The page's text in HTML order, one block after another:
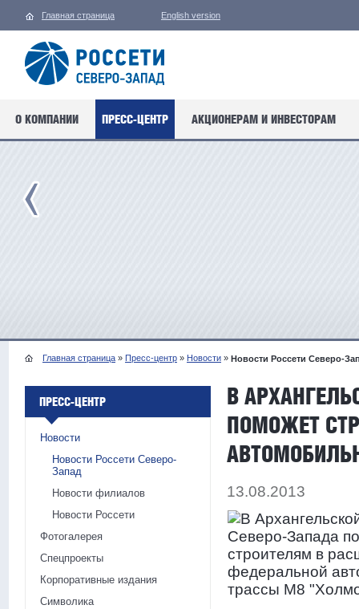
Главная страница English version
О КОМПАНИИ ПРЕСС-ЦЕНТР АКЦИОНЕРАМ И ИНВЕСТОРАМ
Главная страница » Пресс-центр » Новости » Новости Россети Северо-
ПРЕСС-ЦЕНТР
Новости
Новости Россети Северо-
Запад
Новости филиалов
Новости Россети
Фотогалерея
Спецпроекты
Корпоративные издания
Символика
В
ПОМОЖЕТ
13.08.2013